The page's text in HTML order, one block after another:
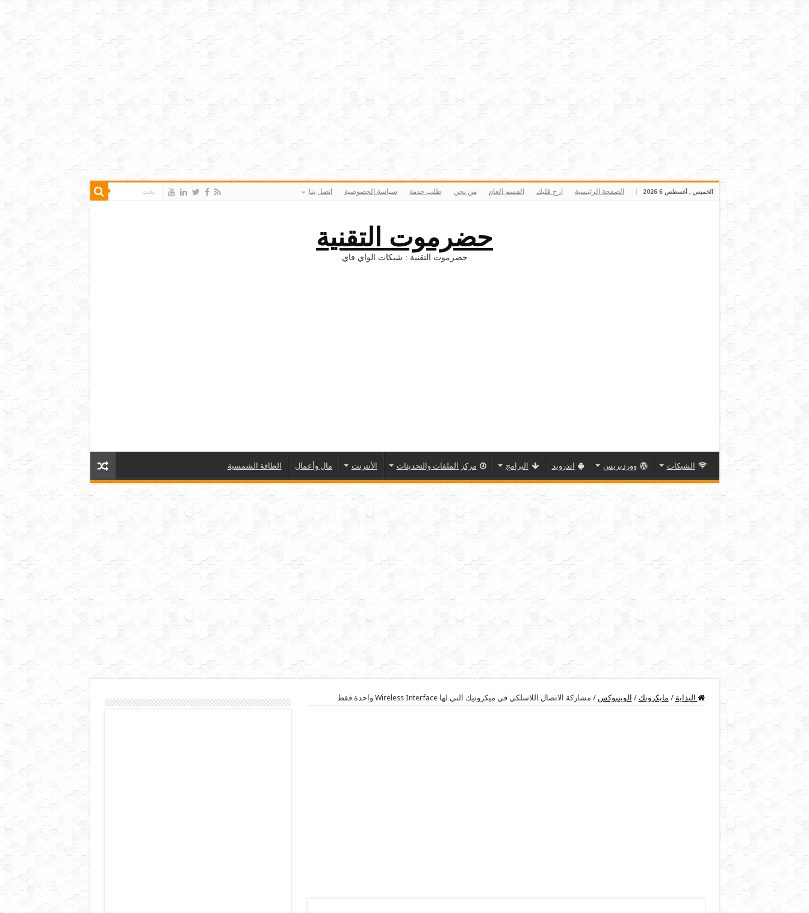
الخميس , أغسطس 6 2026 الصفحة الرئيسية ارح قلبك القسم العام من نحن طلب خدمة سياسة الخصوصية اتصل بنا
حضرموت التقنية
حضرموت التقنية : شبكات الواي فاي
الشبكات ووردبريس اندرويد البرامج مركز الملفات والتحديثات الأنترنت مال وأعمال الطاقة الشمسية
البداية / مايكروتك / الوينبوكس / مشاركة الاتصال اللاسلكي في ميكروتيك التي لها Wireless Interface واحدة فقط